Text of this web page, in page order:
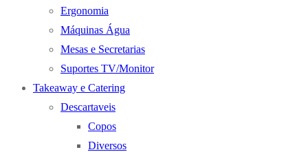
Ergonomia
Máquinas Água
Mesas e Secretarias
Suportes TV/Monitor
Takeaway e Catering
Descartaveis
Copos
Diversos